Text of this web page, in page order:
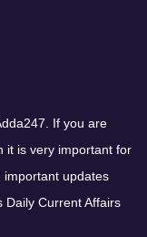
If you are
it is very important for
important updates
Daily Current Affairs